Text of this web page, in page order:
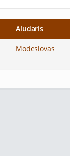
Aludaris
Modeslovas